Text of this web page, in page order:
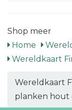
Shop meer
Home
Wereldkaart
Wereldkaart
planken hout